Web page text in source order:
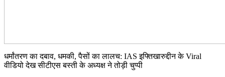
धर्मांतरण का दबाव, धमकी, पैसों का लालच: IAS इफ्तिखारुद्दीन के Viral
वीडियो देख सीटीएस बस्ती के अध्यक्ष ने तोड़ी चुप्पी